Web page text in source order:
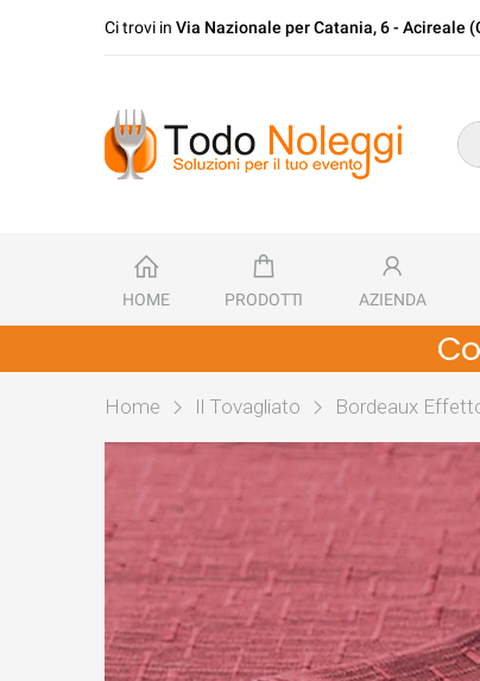
Ci trovi in Via Nazionale per Catania, 6 - Acireale
HOME PRODOTTI AZIENDA
Home Il Tovagliato Bordeaux